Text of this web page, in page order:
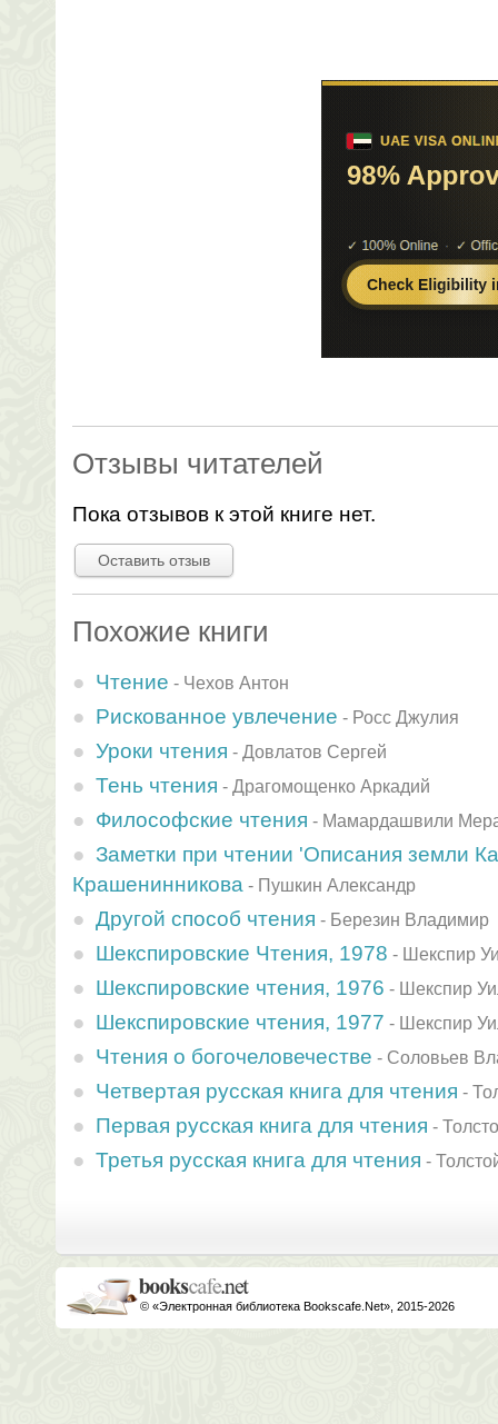
Отзывы читателей
Пока отзывов к этой книге нет.
Оставить отзыв
Похожие книги
Чтение - Чехов Антон
Рискованное увлечение - Росс Джулия
Уроки чтения - Довлатов Сергей
Тень чтения - Драгомощенко Аркадий
Философские чтения - Мамардашвили
Заметки при чтении 'Описания земли
Крашенинникова - Пушкин Александр
Другой способ чтения - Березин Владимир
Шекспировские Чтения, 1978 - Шекспир
Шекспировские чтения, 1976 - Шекспир
Шекспировские чтения, 1977 - Шекспир
Чтения о богочеловечестве - Соловьев
Четвертая русская книга для чтения -
Первая русская книга для чтения -
Третья русская книга для чтения -
© «Электронная библиотека Bookscafe.Net», 2015-2026